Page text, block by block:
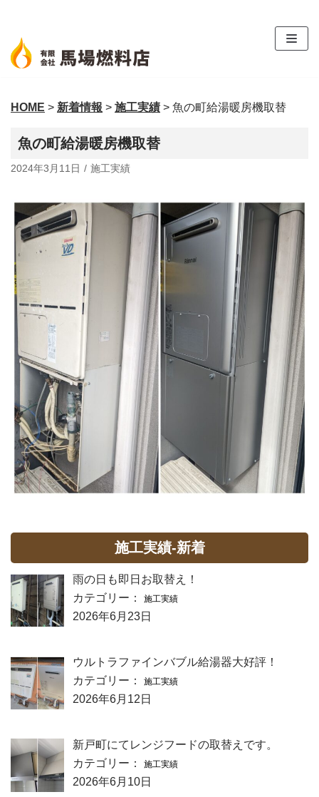
ン
テ
ン
へ
キ
ッ
HOME > 新着情報 > 施工実績 > 魚の町給湯暖房機取替
魚の町給湯暖房機取替
2024年3月11日 施工実績
施工実績-新着
雨の日も即日お取替え！
カテゴリー：
施工実績
2026年6月23日
ウルトラファインバブル給湯器大好評！
カテゴリー：
施工実績
2026年6月12日
新戸町にてレンジフードの取替えです。
カテゴリー：
施工実績
2026年6月10日